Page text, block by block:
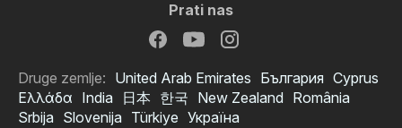
Prati nas
Druge zemlje: United Arab Emirates България Cyprus
Ελλάδα India 日本 한국 New Zealand România
Srbija Slovenija Türkiye Україна